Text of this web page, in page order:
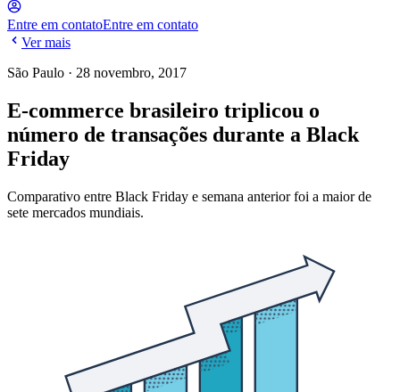
Entre em contatoEntre em contato
Ver mais
São Paulo · 28 novembro, 2017
E-commerce brasileiro triplicou o
número de transações durante a Black
Friday
Comparativo entre Black Friday e semana anterior foi a maior de